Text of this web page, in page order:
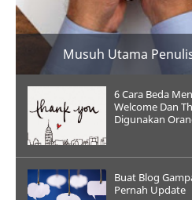
Musuh Utama
6 Cara Beda
Welcome Dan
Digunakan
Buat Blog
Pernah Update